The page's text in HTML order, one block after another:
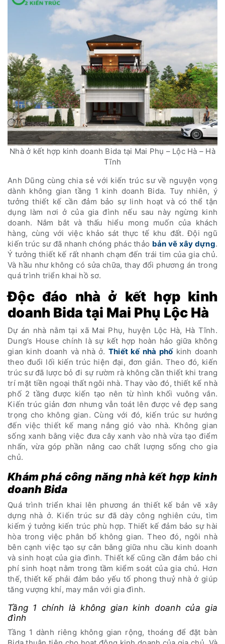
Nhà ở kết hợp kinh doanh Bida tại Mai Phụ – Lộc Hà – Hà
Tĩnh
Anh Dũng cùng chia sẻ với kiến trúc sư về nguyện vọng
dành không gian tầng 1 kinh doanh Bida. Tuy nhiên, ý
tưởng thiết kế cần đảm bảo sự linh hoạt và có thể tận
dụng làm nơi ở của gia đình nếu sau này ngừng kinh
doanh. Nắm bắt và thấu hiểu mong muốn của khách
hàng, cùng với việc khảo sát thực tế khu đất. Đội ngũ
kiến trúc sư đã nhanh chóng phác thảo bản vẽ xây dựng.
Ý tưởng thiết kế rất nhanh chạm đến trái tim của gia chủ.
Và hầu như không có sửa chữa, thay đổi phương án trong
quá trình triển khai hồ sơ.
Độc đáo nhà ở kết hợp kinh
doanh Bida tại Mai Phụ Lộc Hà
Dự án nhà nằm tại xã Mai Phụ, huyện Lộc Hà, Hà Tĩnh.
Dung’s House chính là sự kết hợp hoàn hảo giữa không
gian kinh doanh và nhà ở. Thiết kế nhà phốkinh doanh
theo đuổi lối kiến trúc hiện đại, đơn giản. Theo đó, kiến
trúc sư đã lược bỏ đi sự rườm rà không cần thiết khi trang
trí mặt tiền ngoại thất ngôi nhà. Thay vào đó, thiết kế nhà
phố 2 tầng được kiến tạo nên từ hình khối vuông vắn.
Kiến trúc giản đơn nhưng vẫn toát lên được vẻ đẹp sang
trọng cho không gian. Cùng với đó, kiến trúc sư hướng
đến việc thiết kế mang nắng gió vào nhà. Không gian
sống xanh bằng việc đưa cây xanh vào nhà vừa tạo điểm
nhấn, vừa góp phần nâng cao chất lượng sống cho gia
chủ.
Khám phá công năng nhà kết hợp kinh
doanh Bida
Quá trình triển khai lên phương án thiết kế bản vẽ xây
dựng nhà ở. Kiến trúc sư đã dày công nghiên cứu, tìm
kiếm ý tưởng kiến trúc phù hợp. Thiết kế đảm bảo sự hài
hòa trong việc phân bổ không gian. Theo đó, ngôi nhà
bên cạnh việc tạo sự cân bằng giữa nhu cầu kinh doanh
và sinh hoạt của gia đình. Thiết kế cũng cần đảm bảo chi
phí sinh hoạt nằm trong tầm kiểm soát của gia chủ. Hơn
thế, thiết kế phải đảm bảo yếu tố phong thuỷ nhà ở giúp
tăng vượng khí, may mắn với gia đình.
Tầng 1 chính là không gian kinh doanh của gia
đình
Tầng 1 dành riêng không gian rộng, thoáng để đặt bàn